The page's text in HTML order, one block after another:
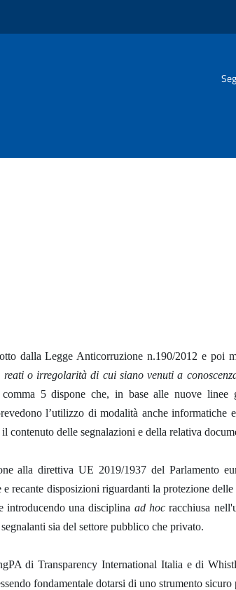
dalla Legge Anticorruzione n.190/2012 e poi
o irregolarità di cui siano venuti a
5 dispone che, in base alle nuove
l’utilizzo di modalità anche
contenuto delle segnalazioni e della relativa
alla direttiva UE 2019/1937 del Parlamento
recante disposizioni riguardanti la protezione
introducendo una disciplina ad hoc racchiusa
sia del settore pubblico che privato.
di Transparency International Italia e di
fondamentale dotarsi di uno strumento sicuro